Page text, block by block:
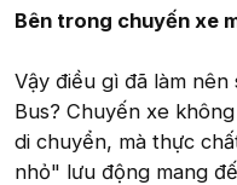
Bên trong chuyến xe
Vậy điều gì đã làm
Bus? Chuyến xe
di chuyển, mà thực
nhỏ" lưu động mang